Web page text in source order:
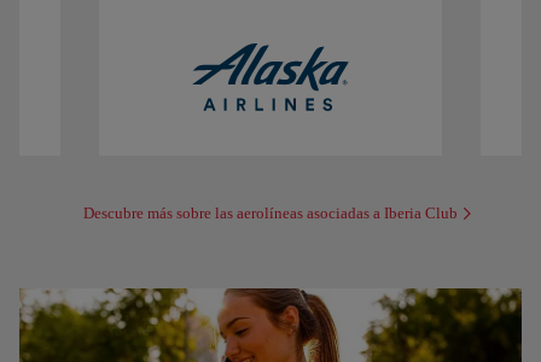
Descubre más sobre las aerolíneas asociadas a Iberia Club